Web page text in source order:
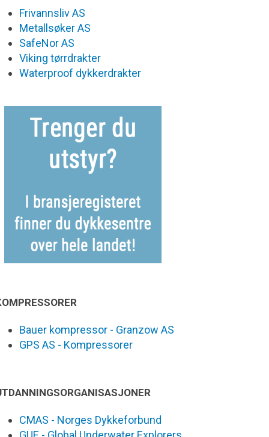
Frivannsliv AS
Metallsøker AS
SafeNor AS
Viking tørrdrakter
Waterproof dykkerdrakter
Bauer kompressor - Granzow AS
GPS AS - Kompressorer
CMAS - Norges Dykkeforbund